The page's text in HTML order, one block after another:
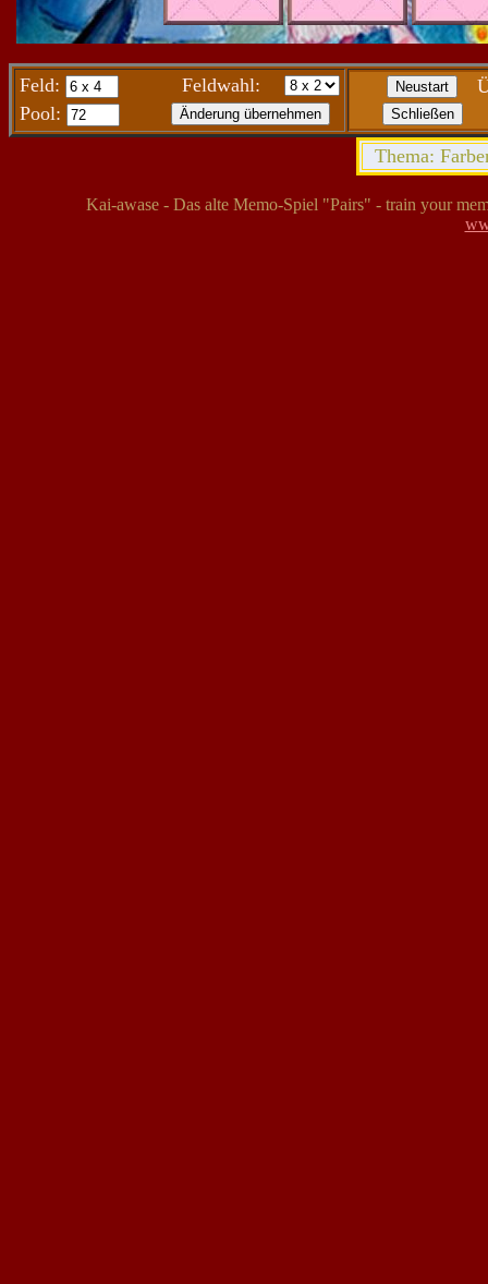
Feld:
Feldwahl:
Pool:
Thema:
Kai-awase - Das alte Memo-Spiel "Pairs" - train your